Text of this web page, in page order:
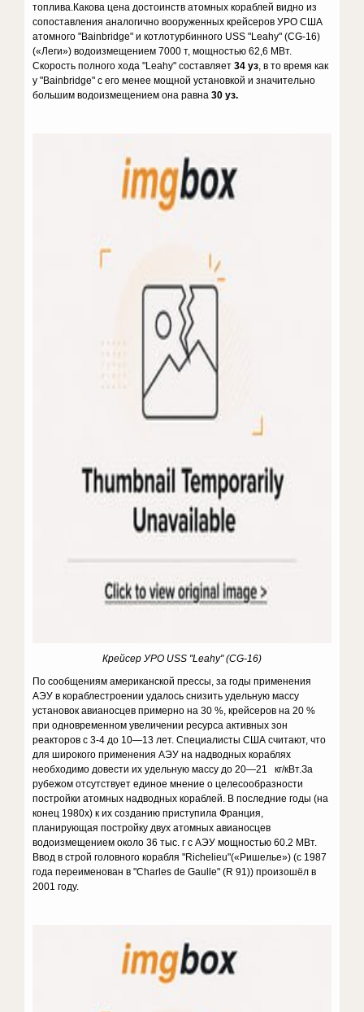
топлива.Какова цена достоинств атомных кораблей видно из
сопоставления аналогично вооруженных крейсеров УРО США
атомного "Bainbridge" и котлотурбинного USS "Leahy" (CG-16)
(«Леги») водоизмещением 7000 т, мощностью 62,6 МВт.
Скорость полного хода "Leahy" составляет34 уз, в то время как
у "Bainbridge" с его менее мощной установкой и значительно
большим водоизмещением она равна30 уз.
Крейсер УРО USS "Leahy" (CG-16)
По сообщениям американской прессы, за годы применения
АЭУ в кораблестроении удалось снизить удельную массу
установок авианосцев примерно на 30 %, крейсеров на 20 %
при одновременном увеличении ресурса активных зон
реакторов с 3-4 до 10—13 лет. Специалисты США считают, что
для широкого применения АЭУ на надводных кораблях
необходимо довести их удельную массу до 20—21 кг/кВт.За
рубежом отсутствует единое мнение о целесообразности
постройки атомных надводных кораблей. В последние годы (на
конец 1980х) к их созданию приступила Франция,
планирующая постройку двух атомных авианосцев
водоизмещением около 36 тыс. г с АЭУ мощностью 60.2 МВт.
Ввод в строй головного корабля "Richelieu"(«Ришелье») (с 1987
года переименован в "Charles de Gaulle" (R 91)) произошёл в
2001 году.